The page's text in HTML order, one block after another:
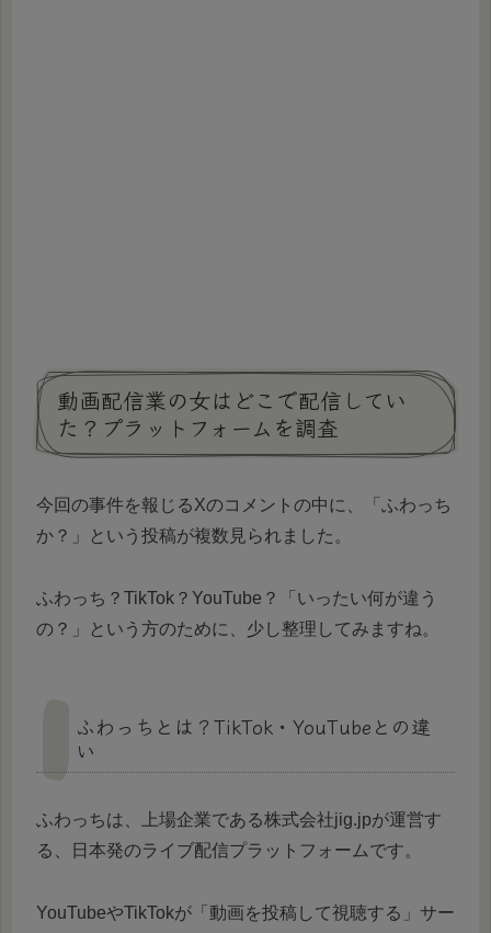
動画配信業の女はどこで配信してい
た？プラットフォームを調査
今回の事件を報じるXのコメントの中に、「ふわっち
か？」という投稿が複数見られました。
ふわっち？TikTok？YouTube？「いったい何が違う
の？」という方のために、少し整理してみますね。
ふわっちとは？TikTok・YouTubeとの違
い
ふわっちは、上場企業である株式会社jig.jpが運営す
る、日本発のライブ配信プラットフォームです。
YouTubeやTikTokが「動画を投稿して視聴する」サー